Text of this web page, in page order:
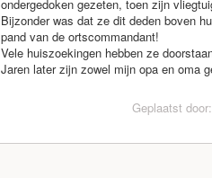
ondergedoken gezeten, toen zijn
Bijzonder was dat ze dit deden boven
pand van de ortscommandant!
Vele huiszoekingen hebben ze
Jaren later zijn zowel mijn opa en oma
Geplaatst